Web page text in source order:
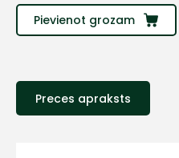
Pievienot grozam
Preces apraksts+